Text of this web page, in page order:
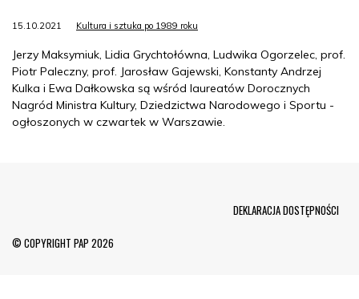
15.10.2021 Kultura i sztuka po 1989 roku
Jerzy Maksymiuk, Lidia Grychtołówna, Ludwika Ogorzelec, prof.
Piotr Paleczny, prof. Jarosław Gajewski, Konstanty Andrzej
Kulka i Ewa Dałkowska są wśród laureatów Dorocznych
Nagród Ministra Kultury, Dziedzictwa Narodowego i Sportu -
ogłoszonych w czwartek w Warszawie.
© COPYRIGHT PAP 2026
DEKLARACJA DOSTĘPNOŚCI